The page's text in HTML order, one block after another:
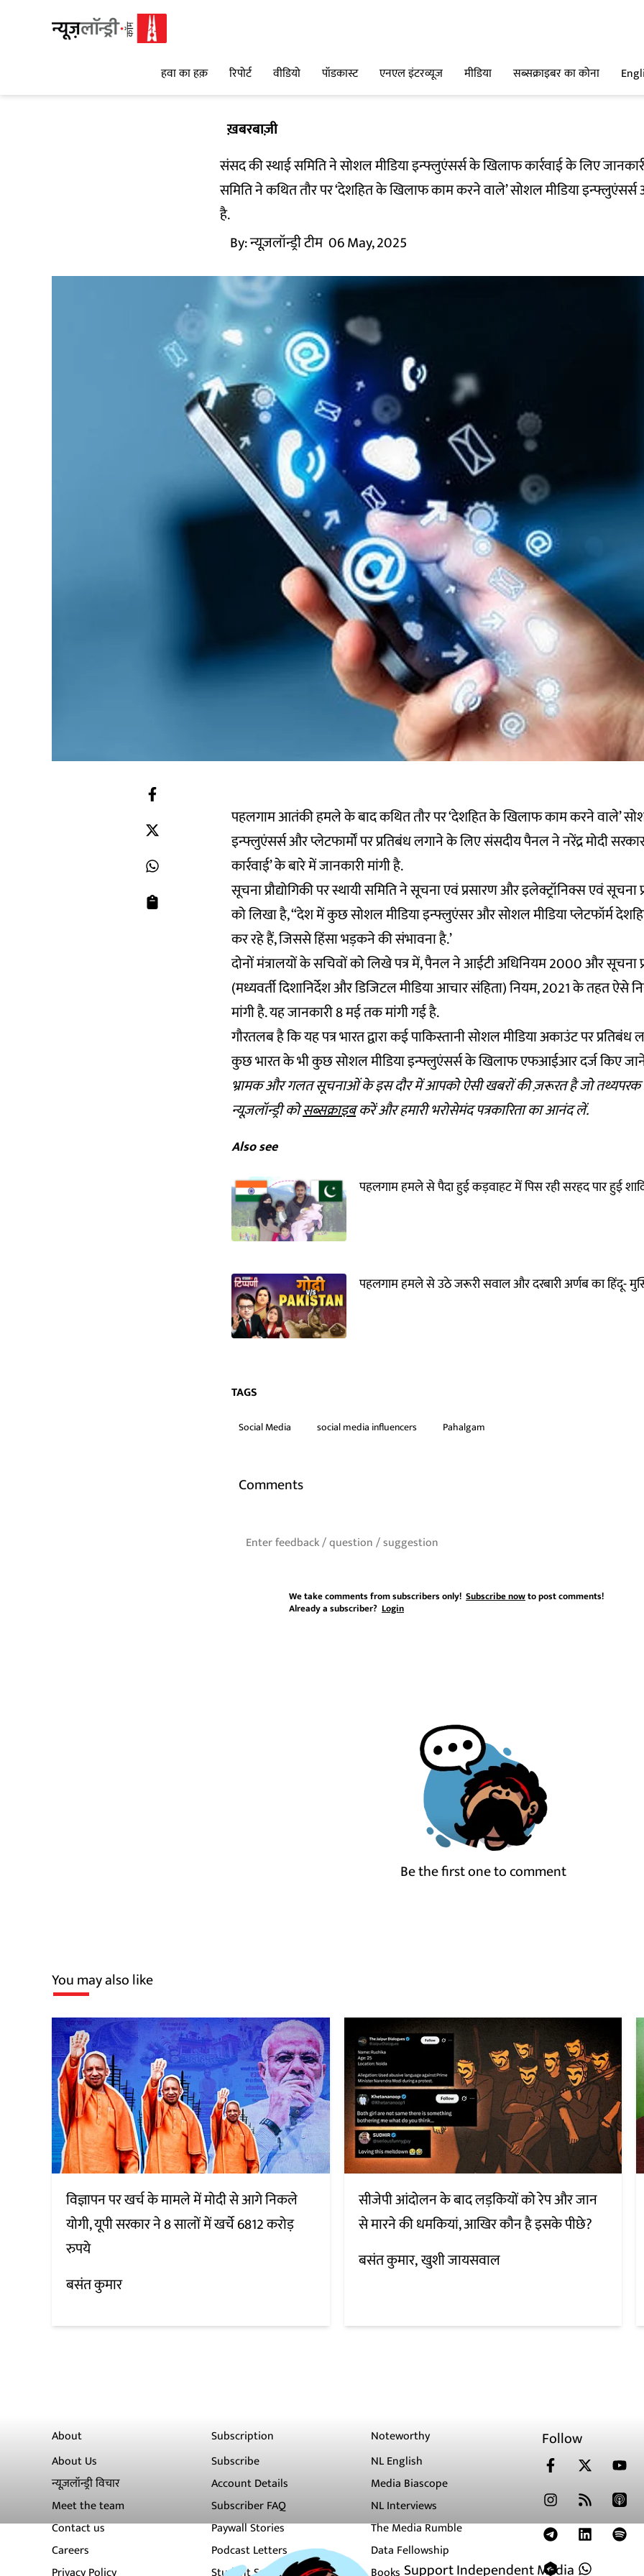
हवा का हक़ रिपोर्ट वीडियो पॉडकास्ट एनएल इंटरव्यूज मीडिया सब्सक्राइबर का कोना
ख़बरबाज़ी
संसद की स्थाई समिति ने सोशल मीडिया इन्फ्लुएंसर्स के खिलाफ कार्रवाई के लिए
समिति ने कथित तौर पर ‘देशहित के खिलाफ काम करने वाले’ सोशल मीडिया इन्फ्लुएंसर्स
है.
By:न्यूज़लॉन्ड्री टीम 06 May, 2025
पहलगाम आतंकी हमले के बाद कथित तौर पर ‘देशहित के खिलाफ काम करने वाले’
इन्फ्लुएंसर्स और प्लेटफार्मों पर प्रतिबंध लगाने के लिए संसदीय पैनल ने नरेंद्र मोदी
कार्रवाई’ के बारे में जानकारी मांगी है.
सूचना प्रौद्योगिकी पर स्थायी समिति ने सूचना एवं प्रसारण और इलेक्ट्रॉनिक्स एवं सूचना
को लिखा है, “देश में कुछ सोशल मीडिया इन्फ्लुएंसर और सोशल मीडिया प्लेटफॉर्म
कर रहे हैं, जिससे हिंसा भड़कने की संभावना है.’
दोनों मंत्रालयों के सचिवों को लिखे पत्र में, पैनल ने आईटी अधिनियम 2000 और सूचना
(मध्यवर्ती दिशानिर्देश और डिजिटल मीडिया आचार संहिता) नियम, 2021 के तहत ऐसे
मांगी है. यह जानकारी 8 मई तक मांगी गई है.
गौरतलब है कि यह पत्र भारत द्वारा कई पाकिस्तानी सोशल मीडिया अकाउंट पर
कुछ भारत के भी कुछ सोशल मीडिया इन्फ्लुएंसर्स के खिलाफ एफआईआर दर्ज किए
भ्रामक और गलत सूचनाओं के इस दौर में आपको ऐसी खबरों की ज़रूरत है जो तथ्यपरक
न्यूज़लॉन्ड्री कोसब्सक्राइबकरें और हमारी भरोसेमंद पत्रकारिता का आनंद लें.
Support Independent Media
Also see
पहलगाम हमले से पैदा हुई कड़वाहट में पिस रही सरहद पार हुई
पहलगाम हमले से उठे जरूरी सवाल और दरबारी अर्णब का हिंदू-
TAGS
Social Media social media influencers Pahalgam
Comments
We take comments from subscribers only! Subscribe nowto post comments!
Already a subscriber? Login
Be the first one to comment
You may also like
विज्ञापन पर खर्च के मामले में मोदी से आगे निकले
योगी, यूपी सरकार ने 8 सालों में खर्चे 6812 करोड़
रुपये
बसंत कुमार
सीजेपी आंदोलन के बाद लड़कियों को रेप और जान
से मारने की धमकियां, आखिर कौन है इसके पीछे?
बसंत कुमार खुशी जायसवाल
About
About Us
न्यूज़लॉन्ड्री विचार
Meet the team
Contact us
Careers
Subscription
Subscribe
Account Details
Subscriber FAQ
Paywall Stories
Podcast Letters
Noteworthy
NL English
Media Biascope
NL Interviews
The Media Rumble
Data Fellowship
Follow